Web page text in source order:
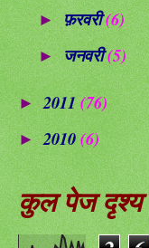
►फ़रवरी(6)
►जनवरी(5)
►2011(76)
►2010(6)
कुल पेज दृश्य